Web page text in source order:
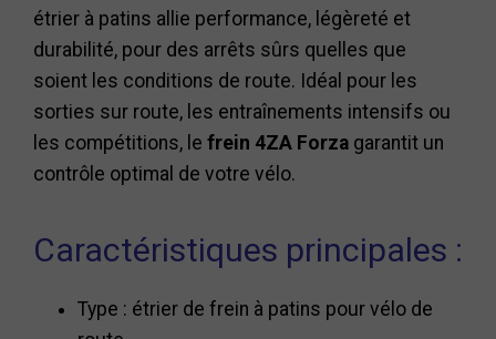
étrier à patins allie performance, légèreté et
durabilité, pour des arrêts sûrs quelles que
soient les conditions de route. Idéal pour les
sorties sur route, les entraînements intensifs ou
les compétitions, le frein 4ZA Forza garantit un
contrôle optimal de votre vélo.
Caractéristiques principales :
Type : étrier de frein à patins pour vélo de